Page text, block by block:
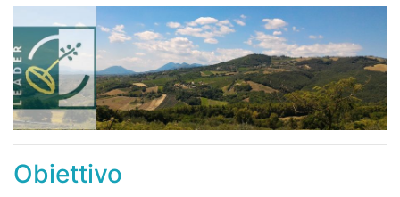
Obiettivo